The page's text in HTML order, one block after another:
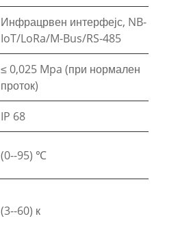
Инфрацрвен интерфејс, NB-
IoT/LoRa/M-Bus/RS-485
≤ 0,025 Mpa (при нормален
проток)
IP 68
(0--95) ℃
(3--60) к